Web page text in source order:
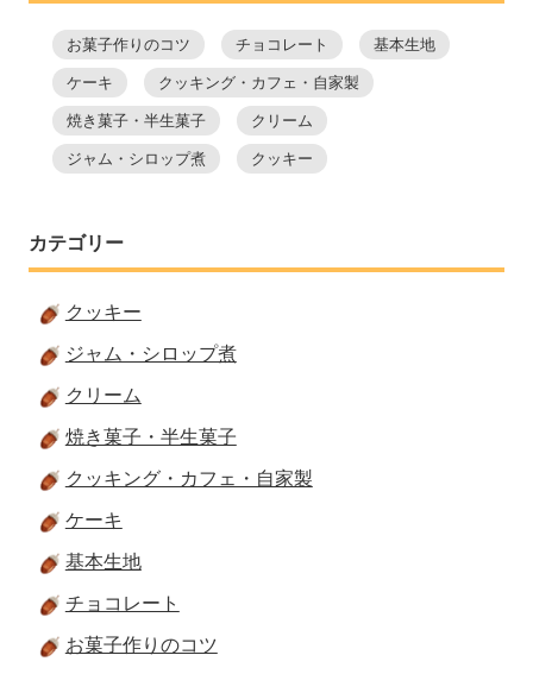
お菓子作りのコツ チョコレート 基本生地
ケーキ クッキング・カフェ・自家製
焼き菓子・半生菓子 クリーム
ジャム・シロップ煮 クッキー
カテゴリー
クッキー
ジャム・シロップ煮
クリーム
焼き菓子・半生菓子
クッキング・カフェ・自家製
ケーキ
基本生地
チョコレート
お菓子作りのコツ